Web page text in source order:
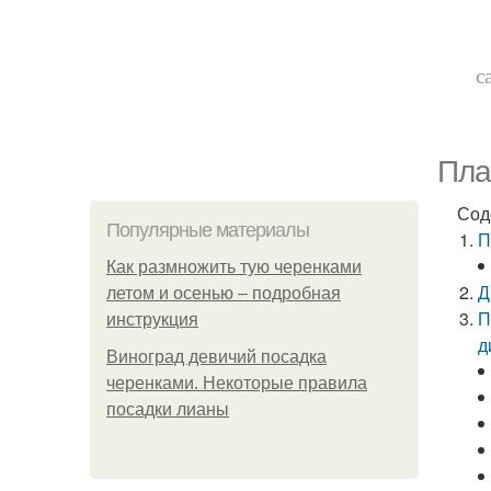
Популярные материалы
Как размножить тую черенками
летом и осенью – подробная
инструкция
Виноград девичий посадка
черенками. Некоторые правила
посадки лианы